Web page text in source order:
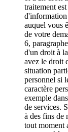
traitement
d'information
auquel vous
de votre
6,
d'un droit à
avez le droit
situation
personnel si
caractère
exemple
de services.
à des fins de
tout moment